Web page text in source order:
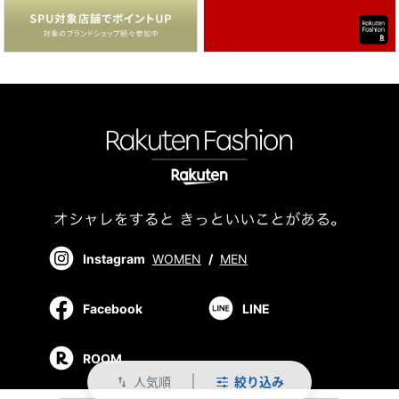
swap_vert 人気順 絞り込み
Instagram WOMEN / MEN
Facebook LINE
ROOM